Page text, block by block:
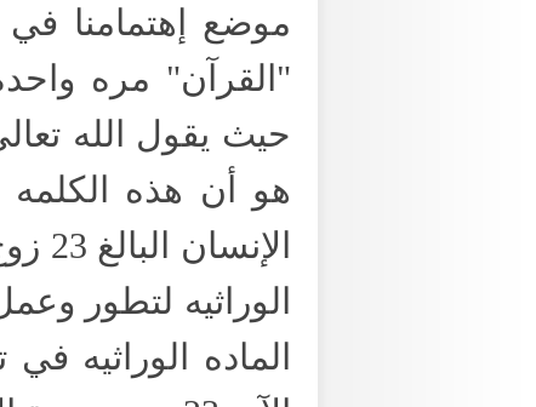
موضع إهتمامنا
حيث يقول الله
هو أن هذه الكلمه
الوراثيه لتطور
الماده الوراثيه